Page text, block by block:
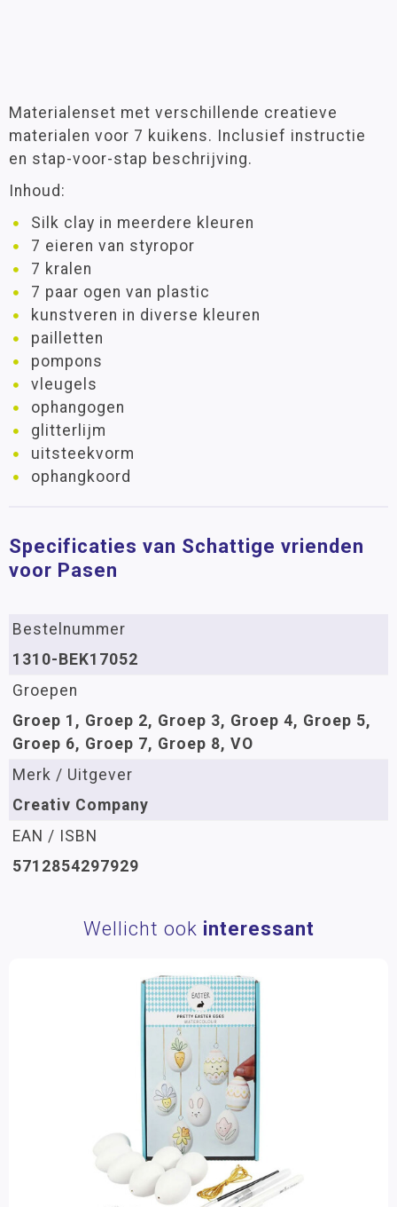
Materialenset met verschillende creatieve
materialen voor 7 kuikens. Inclusief instructie
en stap-voor-stap beschrijving.
Inhoud:
Silk clay in meerdere kleuren
7 eieren van styropor
7 kralen
7 paar ogen van plastic
kunstveren in diverse kleuren
pailletten
pompons
vleugels
ophangogen
glitterlijm
uitsteekvorm
ophangkoord
Specificaties van Schattige vrienden
voor Pasen
Bestelnummer
1310-BEK17052
Groepen
Groep 1, Groep 2, Groep 3, Groep 4, Groep 5,
Groep 6, Groep 7, Groep 8, VO
Merk / Uitgever
Creativ Company
EAN / ISBN
5712854297929
Wellicht ook interessant